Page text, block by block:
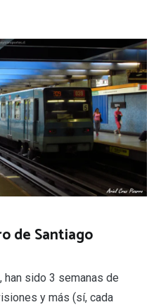
de Santiago
han sido 3 semanas de
y más (sí, cada